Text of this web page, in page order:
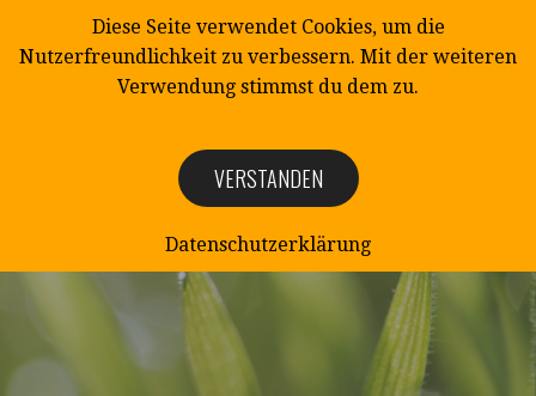
springen
NATURSCHUTZ
Naturschutzverein Mittelangeln e.V.
Diese Seite verwendet Cookies, um die
Nutzerfreundlichkeit zu verbessern. Mit der weiteren
Verwendung stimmst du dem zu.
VERSTANDEN
Datenschutzerklärung